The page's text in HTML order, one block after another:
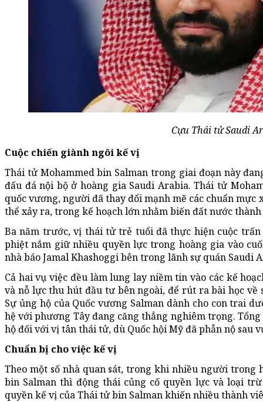
Cựu Thái tử Saudi
Cuộc chiến giành ngôi kế vị
Thái tử Mohammed bin Salman trong giai đoạn này
đấu đá nội bộ ở hoàng gia Saudi Arabia. Thái tử
quốc vương, người đã thay đổi mạnh mẽ các chuẩn
thể xảy ra, trong kế hoạch lớn nhằm biến đất nước
Ba năm trước, vị thái tử trẻ tuổi đã thực hiện cuộc trấn
phiệt nắm giữ nhiều quyền lực trong hoàng gia vào
nhà báo Jamal Khashoggi bên trong lãnh sự quán Saudi
Cả hai vụ việc đều làm lung lay niềm tin vào các kế
và nỗ lực thu hút đầu tư bên ngoài, để rút ra bài học về
Sự ủng hộ của Quốc vương Salman dành cho con trai
hệ với phương Tây đang căng thẳng nghiêm trọng.
hộ đối với vị tân thái tử, dù Quốc hội Mỹ đã phẫn nộ sau
Chuẩn bị cho việc kế vị
Theo một số nhà quan sát, trong khi nhiều người
bin Salman thì động thái củng cố quyền lực và loại
quyền kế vị của Thái tử bin Salman khiến nhiều thành